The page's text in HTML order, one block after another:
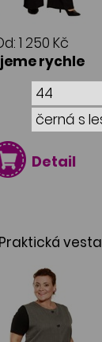
1 250 Kč
rychle
Detail
vesta